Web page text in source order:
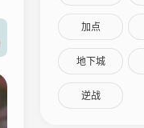
加点
地下城
逆战